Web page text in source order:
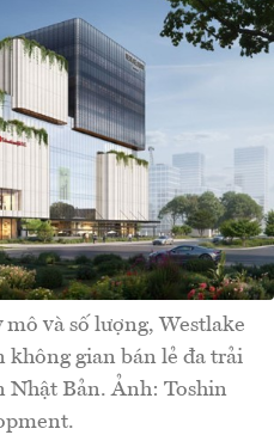
và số lượng, Westlake
không gian bán lẻ đa trải
Nhật Bản. Ảnh: Toshin